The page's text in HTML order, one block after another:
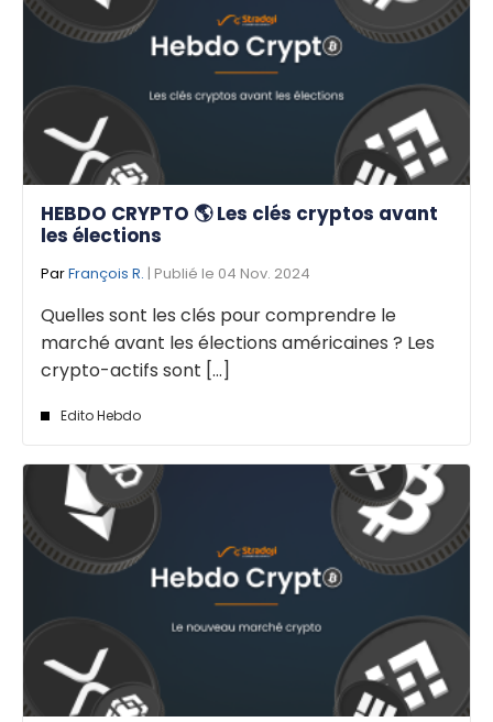
HEBDO CRYPTO 🌎 Les clés cryptos avant
les élections
ParFrançois R. | Publié le 04 Nov. 2024
Quelles sont les clés pour comprendre le
marché avant les élections américaines ? Les
crypto-actifs sont [...]
Edito Hebdo